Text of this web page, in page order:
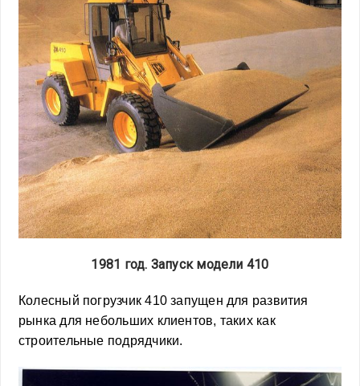
1981 год. Запуск модели 410
Колесный погрузчик 410 запущен для развития
рынка для небольших клиентов, таких как
строительные подрядчики.